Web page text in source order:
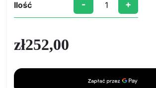
Ilość
ilość
Baza
Ręcznie
- +
zł252,00